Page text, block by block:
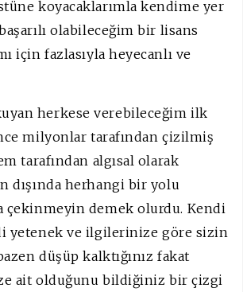
koyacaklarımla kendime yer
olabileceğim bir lisans
için fazlasıyla heyecanlı ve
herkese verebileceğim ilk
milyonlar tarafından çizilmiş
tarafından algısal olarak
dışında herhangi bir yolu
çekinmeyin demek olurdu. Kendi
yetenek ve ilgilerinize göre sizin
düşüp kalktığınız fakat
ait olduğunu bildiğiniz bir çizgi